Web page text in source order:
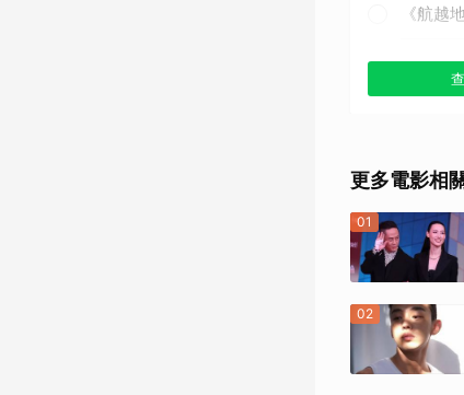
《航越
《獵殺
《撕裂
《變人
《鋼鐵
《震盪
《神鬼
更多電影相
01
02